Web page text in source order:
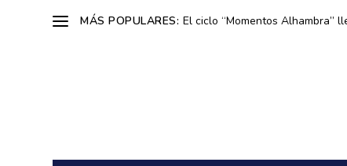
MÁS POPULARES: El ciclo “Momentos Alhambra”